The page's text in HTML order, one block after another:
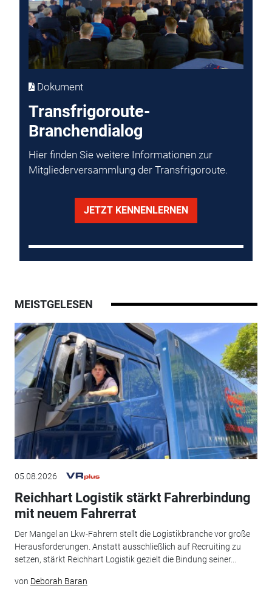
Dokument
Transfrigoroute-
Branchendialog
Hier finden Sie weitere Informationen zur
Mitgliederversammlung der Transfrigoroute.
JETZT KENNENLERNEN
MEISTGELESEN
05.08.2026
Reichhart Logistik stärkt Fahrerbindung
mit neuem Fahrerrat
Der Mangel an Lkw-Fahrern stellt die Logistikbranche vor große
Herausforderungen. Anstatt ausschließlich auf Recruiting zu
setzen, stärkt Reichhart Logistik gezielt die Bindung seiner...
von Deborah Baran